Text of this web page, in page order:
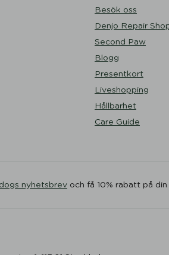
Besök oss
Denjo Repair
Second Paw
Blogg
Presentkort
Liveshopping
Hållbarhet
Care Guide
nyhetsbrev och få 10% rabatt på